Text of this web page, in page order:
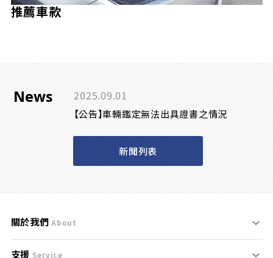
推薦車款
News 2025.09.01
【公告】車輛鑑定無法出具證書之情況
新聞列表
關於我們 About
刊登規範
支援 Service